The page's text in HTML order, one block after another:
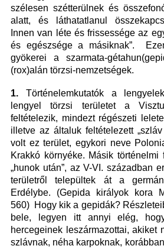
szélesen szétterülnek és
alatt, és láthatatlanul
Innen van léte és frissessége az
és egészsége a másiknak”.
gyökerei a szarmata-
(rox)alán törzsi-nemzetségek.
1. Történelemkutatók a
lengyel törzsi területet a
feltételezik, mindezt régészeti
illetve az általuk feltételezett
volt ez terület, egykori neve
Krakkó környéke. Másik történelmi
„hunok után”, az V-VI. században
területről települtek át a
Erdélybe. (Gepida királyok kora
560) Hogy kik a gepidák?
bele, legyen itt annyi elég,
hercegeinek leszármazottai, akiket
szlávnak, néha karpoknak,